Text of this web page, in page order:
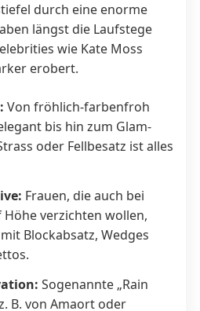
durch eine enorme
längst die Laufstege
wie Kate Moss
erobert.
Von fröhlich-farbenfroh
bis hin zum Glam-
oder Fellbesatz ist alles
Frauen, die auch bei
Höhe verzichten wollen,
Blockabsatz, Wedges
Sogenannte „Rain
B. von Amaort oder